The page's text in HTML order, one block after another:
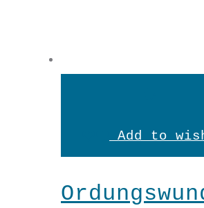
Add to